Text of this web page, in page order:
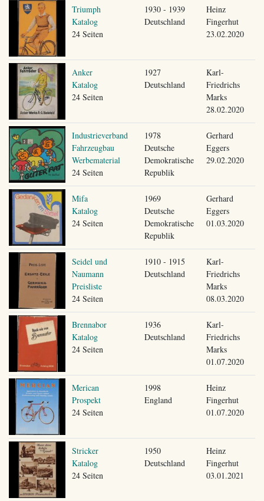
Triumph
Katalog
24 Seiten
1930 - 1939
Deutschland
Heinz
Fingerhut
23.02.2020
Anker
Katalog
24 Seiten
1927
Deutschland
Karl-
Friedrichs
Marks
28.02.2020
Industrieverband
Fahrzeugbau
Werbematerial
24 Seiten
1978
Deutsche
Demokratische
Republik
Gerhard
Eggers
29.02.2020
Mifa
Katalog
24 Seiten
1969
Deutsche
Demokratische
Republik
Gerhard
Eggers
01.03.2020
Seidel und
Naumann
Preisliste
24 Seiten
1910 - 1915
Deutschland
Karl-
Friedrichs
Marks
08.03.2020
Brennabor
Katalog
24 Seiten
1936
Deutschland
Karl-
Friedrichs
Marks
01.07.2020
Merican
Prospekt
24 Seiten
1998
England
Heinz
Fingerhut
01.07.2020
Stricker
Katalog
24 Seiten
1950
Deutschland
Heinz
Fingerhut
03.01.2021